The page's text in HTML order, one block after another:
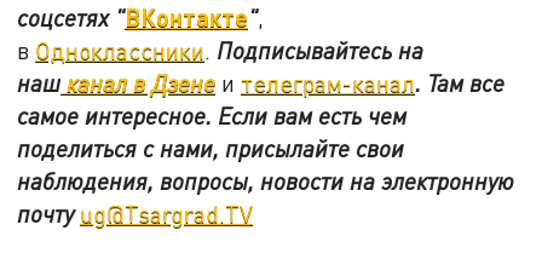
соцсетях "ВКонтакте",
в Одноклассники Подписывайтесь на
нашканал в Дзене и телеграм-канал. Там все
самое интересное. Если вам есть чем
поделиться с нами, присылайте свои
наблюдения, вопросы, новости на электронную
почтуug@Tsargrad.TV